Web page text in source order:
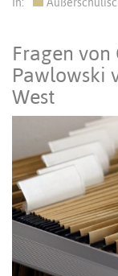
Fragen von
Pawlowski
West